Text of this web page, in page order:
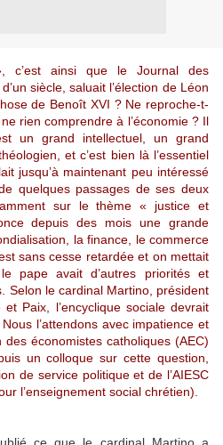
c’est ainsi que le Journal des
siècle, saluait l’élection de Léon
de Benoît XVI ? Ne reproche-t-
rien comprendre à l’économie ? Il
un grand intellectuel, un grand
et c’est bien là l’essentiel
jusqu’à maintenant peu intéressé
quelques passages de ses deux
sur le thème « justice et
depuis des mois une grande
la finance, le commerce
sans cesse retardée et on mettait
pape avait d’autres priorités et
Selon le cardinal Martino, président
Paix, l’encyclique sociale devrait
l’attendons avec impatience et
des économistes catholiques (AEC)
un colloque sur cette question,
de service politique et de l’AIESC
l’enseignement social chrétien).